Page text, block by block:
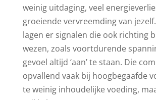
weinig uitdaging, veel
groeiende vervreemding van
lagen er signalen die ook richting
wezen, zoals voortdurende
gevoel altijd ‘aan’ te staan. Die
opvallend vaak bij hoogbegaafde
te weinig inhoudelijke voeding,